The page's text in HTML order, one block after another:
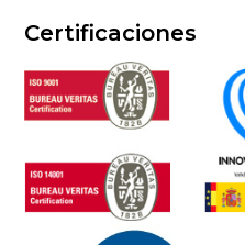
Certificaciones